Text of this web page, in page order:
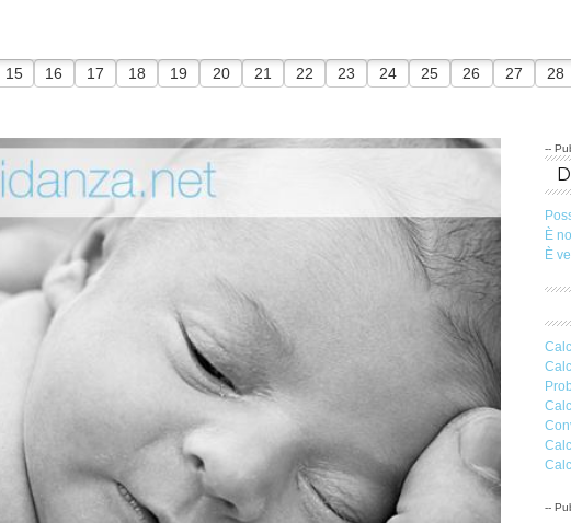
15 16 17 18 19 20 21 22 23 24 25 26 27 28
--
È
È
--